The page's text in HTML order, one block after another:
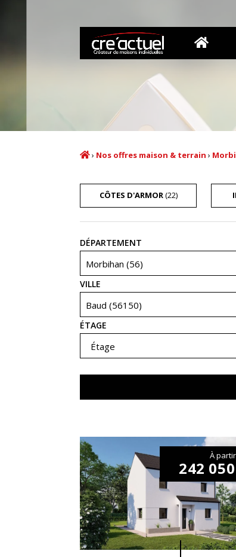
› Nos offres maison & terrain ›
CÔTES D'ARMOR(22)
Recherche
DÉPARTEMENT
Morbihan (56)
VILLE
Baud (56150)
ÉTAGE
Étage
À
242